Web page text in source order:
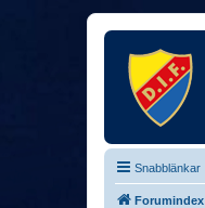
Snabblänkar
Forumindex